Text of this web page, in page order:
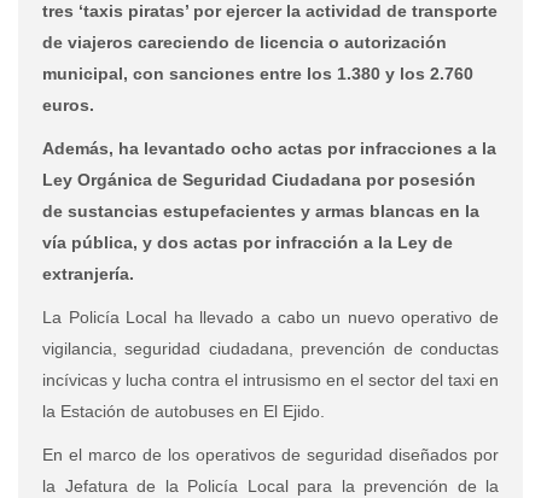
tres ‘taxis piratas’ por ejercer la actividad de transporte
de viajeros careciendo de licencia o autorización
municipal, con sanciones entre los 1.380 y los 2.760
euros.
Además, ha levantado ocho actas por infracciones a la
Ley Orgánica de Seguridad Ciudadana por posesión
de sustancias estupefacientes y armas blancas en la
vía pública, y dos actas por infracción a la Ley de
extranjería.
La Policía Local ha llevado a cabo un nuevo operativo de
vigilancia, seguridad ciudadana, prevención de conductas
incívicas y lucha contra el intrusismo en el sector del taxi en
la Estación de autobuses en El Ejido.
En el marco de los operativos de seguridad diseñados por
la Jefatura de la Policía Local para la prevención de la